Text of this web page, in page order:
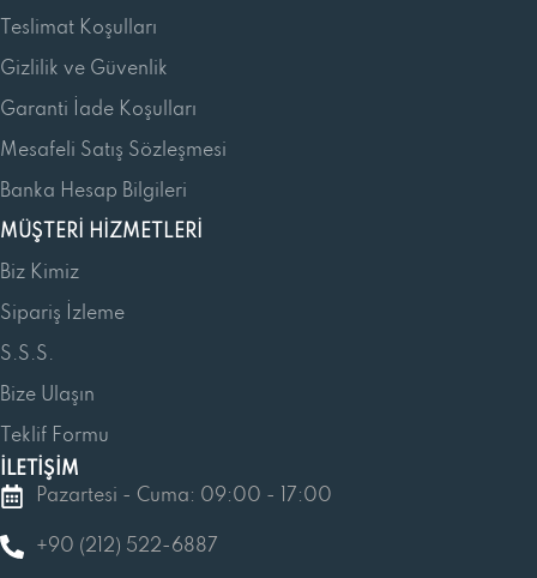
Teslimat Koşulları
Gizlilik ve Güvenlik
Garanti İade Koşulları
Mesafeli Satış Sözleşmesi
Banka Hesap Bilgileri
MÜŞTERI HIZMETLERI
Biz Kimiz
Sipariş İzleme
S.S.S.
Bize Ulaşın
Teklif Formu
İLETİŞİM
Pazartesi - Cuma: 09:00 - 17:00
+90 (212) 522-6887